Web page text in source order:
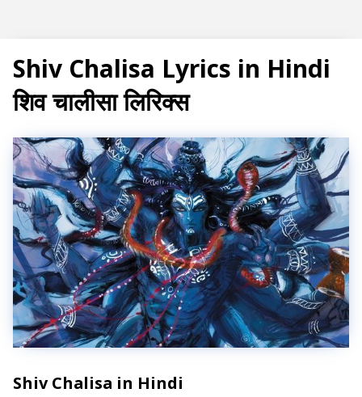
T
r
e
n
d
i
n
g
P
o
s
Shiv Chalisa Lyrics in Hindi
शिव चालीसा लिरिक्स
Shiv Chalisa in Hindi